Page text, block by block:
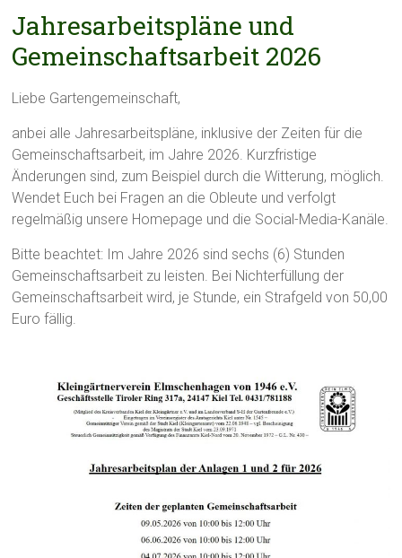
Jahresarbeitspläne und
Gemeinschaftsarbeit 2026
Liebe Gartengemeinschaft,
anbei alle Jahresarbeitspläne, inklusive der Zeiten für die
Gemeinschaftsarbeit, im Jahre 2026. Kurzfristige
Änderungen sind, zum Beispiel durch die Witterung, möglich.
Wendet Euch bei Fragen an die Obleute und verfolgt
regelmäßig unsere Homepage und die Social-Media-Kanäle.
Bitte beachtet: Im Jahre 2026 sind sechs (6) Stunden
Gemeinschaftsarbeit zu leisten. Bei Nichterfüllung der
Gemeinschaftsarbeit wird, je Stunde, ein Strafgeld von 50,00
Euro fällig.